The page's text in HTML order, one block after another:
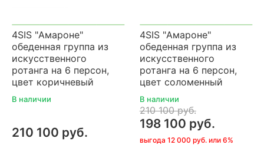
4SIS "Амароне"
обеденная группа из
искусственного
ротанга на 6 персон,
цвет коричневый
В наличии
210 100 руб.
4SIS "Амароне"
обеденная группа из
искусственного
ротанга на 6 персон,
цвет соломенный
В наличии
210 100 руб.
198 100 руб.
выгода 12 000 руб. или 6%